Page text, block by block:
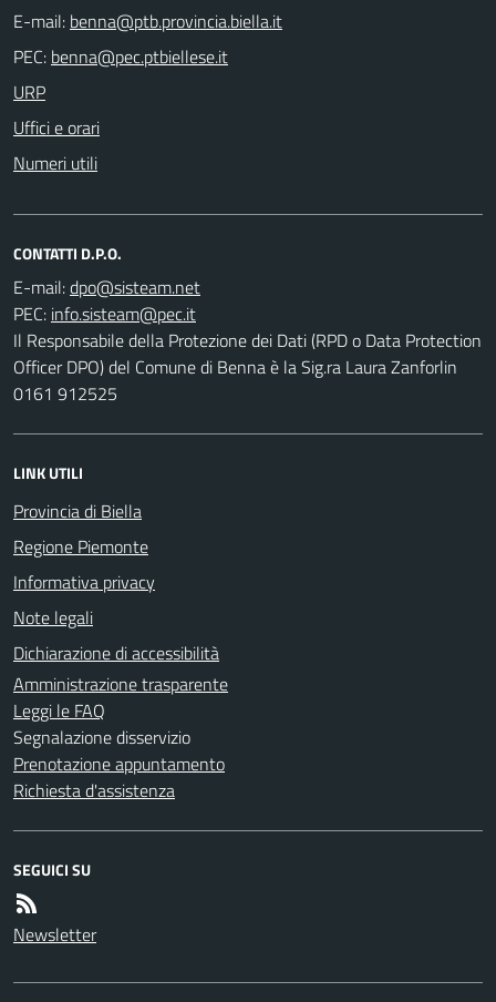
E-mail:
PEC:
URP
Uffici e orari
Numeri utili
CONTATTI D.P.O.
E-mail:
PEC:
Il Responsabile della Protezione dei Dati (RPD o Data Protection
Officer DPO) del Comune di Benna è la Sig.ra Laura Zanforlin
0161 912525
LINK UTILI
Provincia di Biella
Regione Piemonte
Informativa privacy
Note legali
Dichiarazione di accessibilità
Amministrazione trasparente
Leggi le FAQ
Segnalazione disservizio
Prenotazione appuntamento
Richiesta d'assistenza
SEGUICI SU
Newsletter